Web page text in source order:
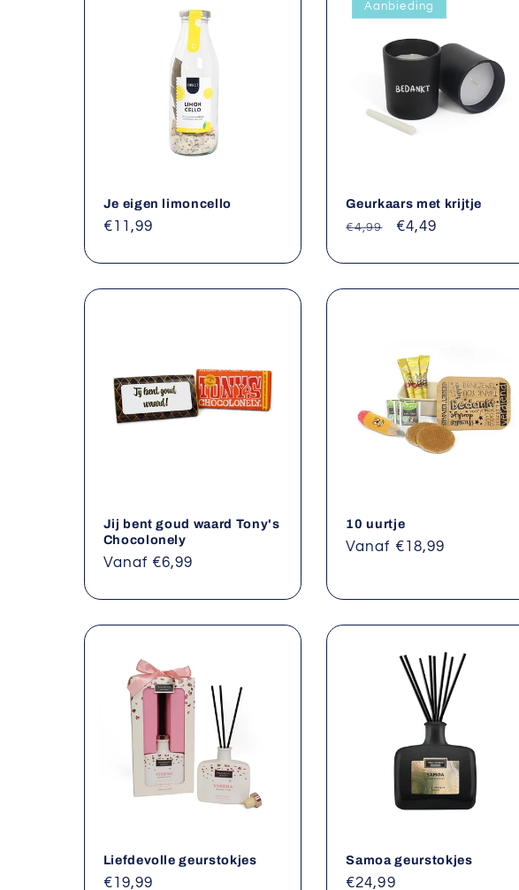
Je eigen limoncello
Normale
€11,99
Aanbieding
Geurkaars met krijtje
Normale
€4,99 Aanbiedingsprijs
€4,49
Jij bent goud waard Tony's
Chocolonely
Normale
Vanaf €6,99
10 uurtje
Normale
Vanaf €18,99
Liefdevolle geurstokjes
Normale
€19,99
Samoa geurstokjes
Normale
€24,99